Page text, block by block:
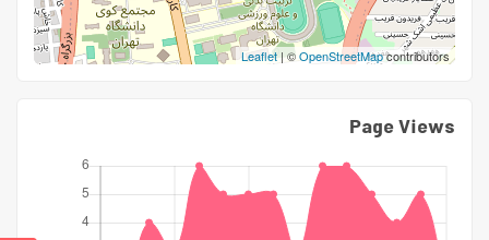
Leaflet| ©OpenStreetMapcontributors
Page Views